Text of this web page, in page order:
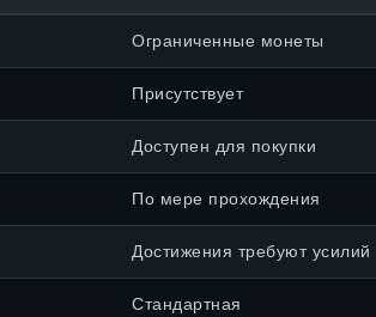
Ограниченные монеты
Присутствует
Доступен для покупки
По мере прохождения
Достижения требуют усилий
Стандартная